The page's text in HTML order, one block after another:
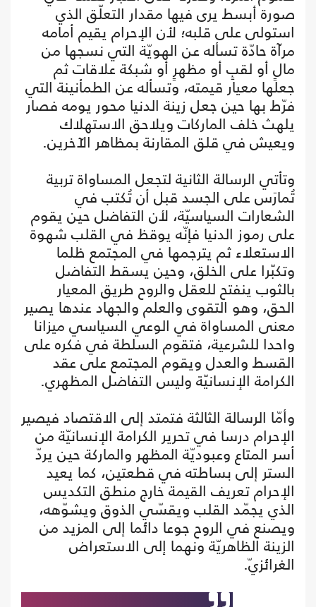
صورة أبسط يرى فيها مقدار التعلّق الذي
استولى على قلبه؛ لأن الإحرام يقيم أمامه
مرآة حادّة تسأله عن الهويّة التي نسجها من
مالٍ أو لقبٍ أو مظهرٍ أو شبكة علاقات ثم
جعلها معيار قيمته، وتسأله عن الطمأنينة التي
فرّط بها حين جعل زينة الدنيا محور يومه فصار
يلهث خلف الماركات ويلاحق الاستهلاك
ويعيش في قلق المقارنة بمظاهر الآخرين.
وتأتي الرسالة الثانية لتجعل المساواة تربية
تُمارَس على الجسد قبل أن تُكتب في
الشعارات السياسيّة، لأن التفاضل حين يقوم
على رموز الدنيا فإنّه يوقظ في القلب شهوة
الاستعلاء ثم يترجمها في المجتمع ظلما
وتكبّرا على الخلق، وحين يسقط التفاضل
بالثوب ينفتح للعقل والروح طريق المعيار
الحق، وهو التقوى والعلم والجهاد عندها يصير
معنى المساواة في الوعي السياسي ميزانا
واحدا للشرعية، فتقوم السلطة في فكره على
القسط والعدل ويقوم المجتمع على عقد
الكرامة الإنسانيّة وليس التفاضل المظهري.
وأمّا الرسالة الثالثة فتمتد إلى الاقتصاد فيصير
الإحرام درسا في تحرير الكرامة الإنسانيّة من
أسر المتاع وعبوديّة المظهر والماركة حين يردّ
الستر إلى بساطته في قطعتين، كما يعيد
الإحرام تعريف القيمة خارج منطق التكديس
الذي يجمّد القلب ويقسّي الذوق ويشوّهه،
ويصنع في الروح جوعا دائما إلى المزيد من
الزينة الظاهريّة ونهما إلى الاستعراض
الغرائزيّ.